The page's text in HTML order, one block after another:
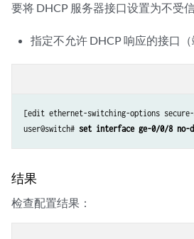
要将 DHCP 服务器接口设置为不受
指定不允许 DHCP 响应的接口（
[edit ethernet-switching-options
user@switch# set interface
结果
检查配置结果：